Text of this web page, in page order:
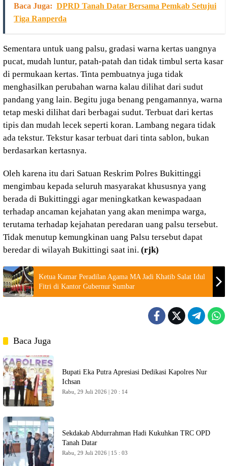
Baca Juga: DPRD Tanah Datar Bersama Pemkab Setujui
Tiga Ranperda
Sementara untuk uang palsu, gradasi warna kertas uangnya
pucat, mudah luntur, patah-patah dan tidak timbul serta kasar
di permukaan kertas. Tinta pembuatnya juga tidak
menghasilkan perubahan warna kalau dilihat dari sudut
pandang yang lain. Begitu juga benang pengamannya, warna
tetap meski dilihat dari berbagai sudut. Terbuat dari kertas
tipis dan mudah lecek seperti koran. Lambang negara tidak
ada tekstur. Tekstur kasar terbuat dari tinta sablon, bukan
berdasarkan kertasnya.
Oleh karena itu dari Satuan Reskrim Polres Bukittinggi
mengimbau kepada seluruh masyarakat khususnya yang
berada di Bukittinggi agar meningkatkan kewaspadaan
terhadap ancaman kejahatan yang akan menimpa warga,
terutama terhadap kejahatan peredaran uang palsu tersebut.
Tidak menutup kemungkinan uang Palsu tersebut dapat
beredar di wilayah Bukittingi saat ini. (rjk)
Ketua Kamar Peradilan Agama MA Jadi Khatib Salat Idul
Fitri di Kantor Gubernur Sumbar
Baca Juga
Bupati Eka Putra Apresiasi Dedikasi Kapolres Nur
Ichsan
Rabu, 29 Juli 2026 | 20 : 14
Sekdakab Abdurrahman Hadi Kukuhkan TRC OPD
Tanah Datar
Rabu, 29 Juli 2026 | 15 : 03